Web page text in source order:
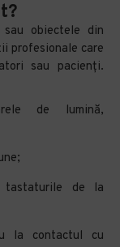
obiectele din
profesionale care
sau pacienți.
de lumină,
tastaturile de la
la contactul cu